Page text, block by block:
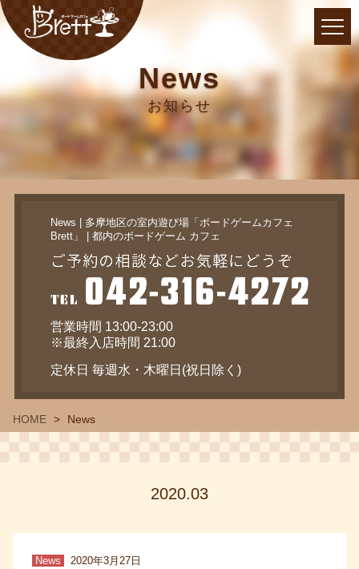
News
お知らせ
News | 多摩地区の室内遊び場「ボードゲームカフェ
Brett」 | 都内のボードゲーム カフェ
営業時間 13:00-23:00
※最終入店時間 21:00
定休日 毎週水・木曜日(祝日除く)
HOME News
2020.03
News 2020年3月27日